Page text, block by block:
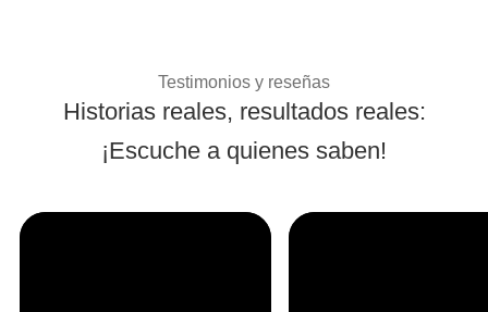
Testimonios y reseñas| Historias de éxito
Historias reales, resultados reales:
¡Escuche a quienes saben!